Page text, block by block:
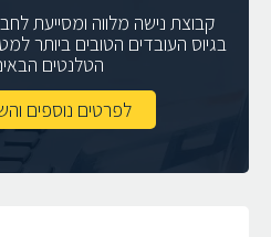
קבוצת נישה מלווה ומסייעת
בגיוס העובדים הטובים ביותר
הטלנטים
לפרטים נוספים